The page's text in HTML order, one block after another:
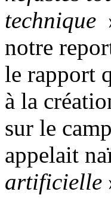
technique
notre
le rapport
à la
sur le
appelait
artificielle